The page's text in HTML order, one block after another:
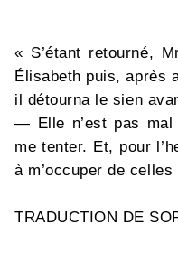
« S’étant retourné,
Élisabeth puis, après
il détourna le sien
— Elle n’est pas
me tenter. Et, pour
à m’occuper de
TRADUCTION DE